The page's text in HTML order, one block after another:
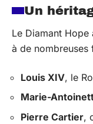
Un
Le Diamant
à de nombreuses
Louis XIV, le
Marie-
Pierre Cartier,